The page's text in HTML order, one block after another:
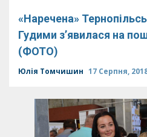
«Наречена»
Гудими з’явилася на
(ФОТО)
Юлія Томчишин 17 Серпня,